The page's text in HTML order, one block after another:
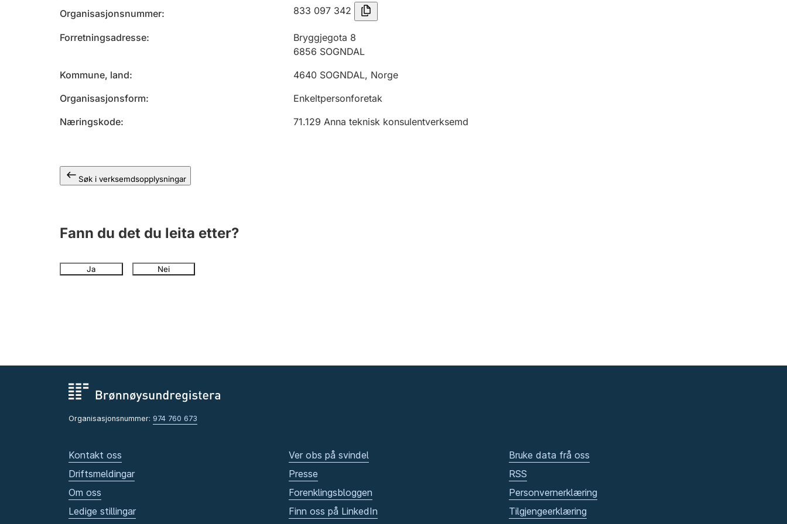
Organisasjonsnummer 833 097 342
Forretningsadresse
Bryggjegota 8
6856 SOGNDAL
Kommune, land
4640 SOGNDAL, Norge
Organisasjonsform
Enkeltpersonforetak
Næringskode
71.129 Anna teknisk konsulentverksemd
Søk i verksemdsopplysningar
Fann du det du leita etter?
Ja Nei
Organisasjonsnummer: 974 760 673
Kontakt oss
Driftsmeldingar
Om oss
Ledige stillingar
Ver obs på svindel
Presse
Forenklingsbloggen
Finn oss på LinkedIn
Bruke data frå oss
RSS
Personvernerklæring
Tilgjengeerklæring